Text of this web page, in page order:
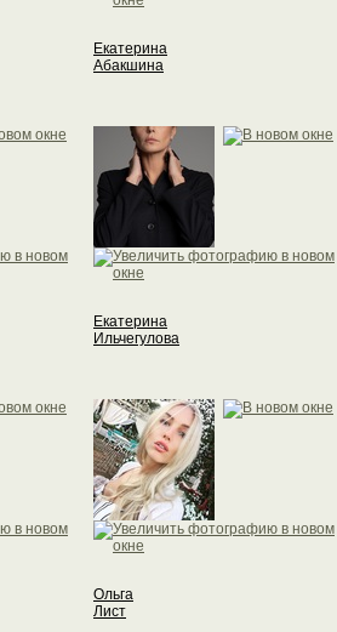
Екатерина
Абакшина
Екатерина
Ильчегулова
Ольга
Лист